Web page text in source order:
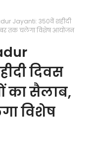
Jayanti: 350वें शहीदी
तक चलेगा विशेष आयोजन
दिवस
का सैलाब,
विशेष